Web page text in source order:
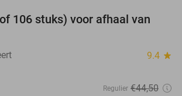
35%
106 stuks) voor afhaal van
9.4 star
Regulier €44,50